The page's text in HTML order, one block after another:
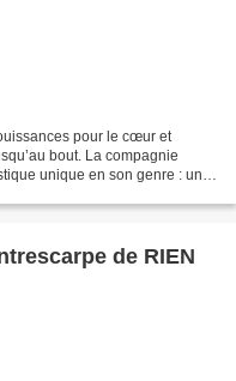
pour le cœur et
bout. La compagnie
unique en son genre : une
de RIEN